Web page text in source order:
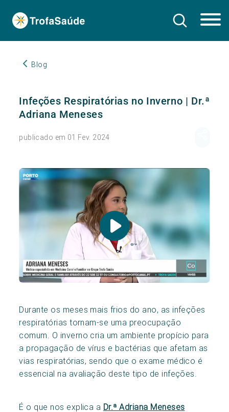
Blog
Infeções Respiratórias no Inverno | Dr.ª
Adriana Meneses
publicado em 01 Fev. 2024
Durante os meses mais frios do ano, as infeções
respiratórias tornam-se uma preocupação
comum. O inverno cria um ambiente propício para
a propagação de vírus e bactérias que afetam as
vias respiratórias, sendo que o exame médico é
essencial na avaliação deste tipo de infeções.
É o que nos explica a Dr.ª Adriana Meneses